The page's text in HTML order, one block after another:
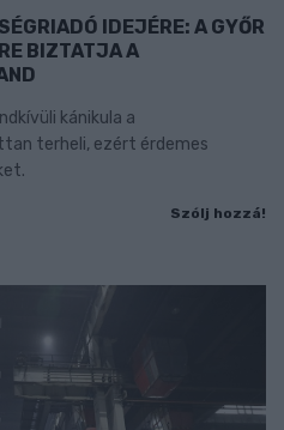
IDEJÉRE: A GYŐR
BIZTATJA A
kánikula a
terheli, ezért érdemes
Szólj hozzá!